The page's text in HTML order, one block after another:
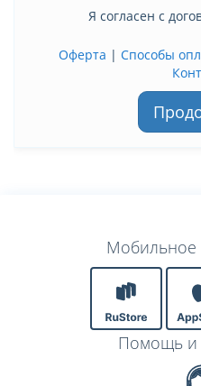
Я согласен с
Оферта | Способы
Мобильное
Помощь и